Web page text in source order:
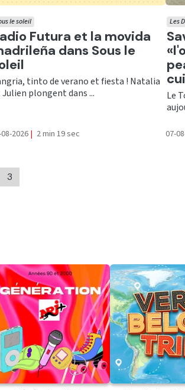
Futura et la movida
dans Sous le
le soleil
tinto de verano et fiesta ! Natalia
plongent dans ...
2026| 2 min 19 sec
Les
Le
07-
3